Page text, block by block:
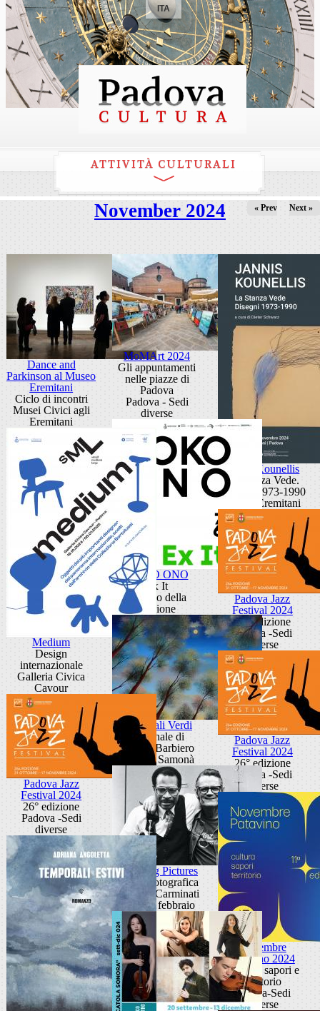
ITA
ATTIVITÀ CULTURALI
November 2024 « Prev Next »
Dance and
Parkinson al Museo
Eremitani
Ciclo di incontri
Musei Civici agli
Eremitani
MoMArt 2024
Gli appuntamenti
nelle piazze di
Padova
Padova - Sedi
diverse
Jannis Kounellis
La Stanza Vede.
Disegni 1973-1990
Museo Eremitani
YOKO ONO
Ex It
Palazzo della
Ragione
Medium
Design
internazionale
Galleria Civica
Cavour
Padova Jazz
Festival 2024
26° edizione
Padova -Sedi
diverse
Cattedrali Verdi
Personale di
Marina Barbiero
Galleria Samonà
Padova Jazz
Festival 2024
26° edizione
Padova -Sedi
diverse
Padova Jazz
Festival 2024
26° edizione
Padova -Sedi
diverse
Sounding Pictures
Mostra fotografica
di Elena Carminati
via VIII febbraio
Novembre
Patavino 2024
Cultura, sapori e
territorio
Padova-Sedi
diverse